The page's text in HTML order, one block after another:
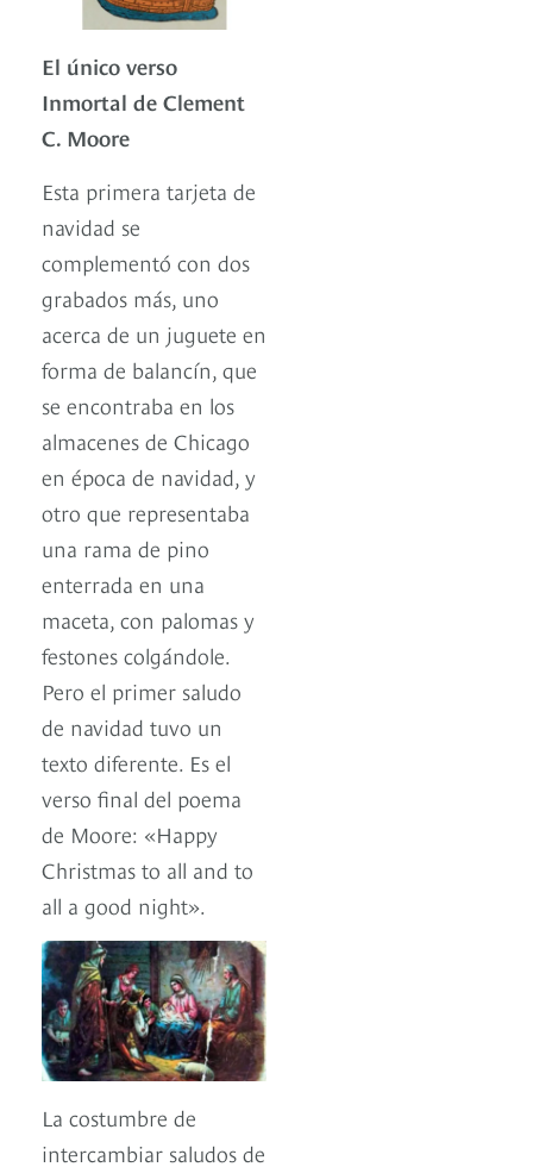
El único verso
Inmortal de Clement
C. Moore
Esta primera tarjeta de
navidad se
complementó con dos
grabados más, uno
acerca de un juguete en
forma de balancín, que
se encontraba en los
almacenes de Chicago
en época de navidad, y
otro que representaba
una rama de pino
enterrada en una
maceta, con palomas y
festones colgándole.
Pero el primer saludo
de navidad tuvo un
texto diferente. Es el
verso final del poema
de Moore: «Happy
Christmas to all and to
all a good night».
La costumbre de
intercambiar saludos de